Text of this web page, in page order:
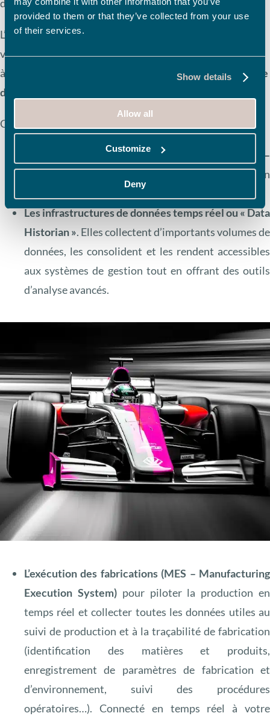
provided to them or that they’ve collected from your use
of their services.
Show details
Allow all
Customize
Deny
d’applications métier.
L’urbanisation de cet ensemble garantit les enjeux de
votre transformation digitale dès lors qu’elle est associée
à une bonne connaissance de
l’ossature de votre Système
d’Information industriel.
Ces solutions toucheront notamment :
L’ordonnancement des fabrications (APS –
Advanced Planning Scheduling)et l’optimisation
des opérations de fabrication.
Les infrastructures de données temps réel ou « Data
Historian ». Elles collectent d’importants volumes de
données, les consolident et les rendent accessibles
aux systèmes de gestion tout en offrant des outils
d’analyse avancés.
L’exécution des fabrications (MES – Manufacturing
Execution System) pour piloter la production en
temps réel et collecter toutes les données utiles au
suivi de production et à la traçabilité de fabrication
(identification des matières et produits,
enregistrement de paramètres de fabrication et
d’environnement, suivi des procédures
opératoires…). Connecté en temps réel à votre